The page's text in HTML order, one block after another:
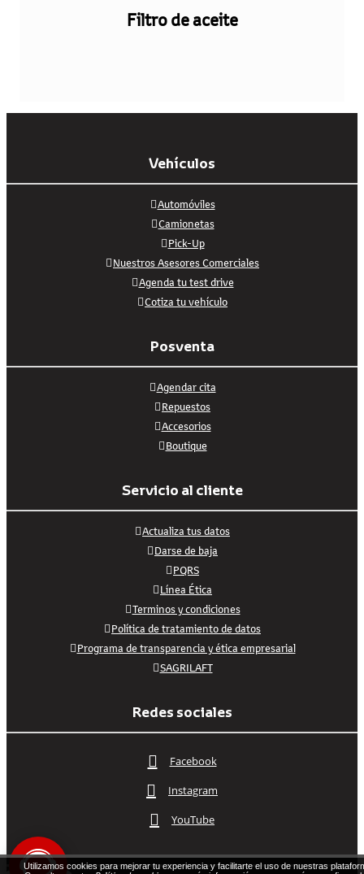
Filtro de aceite
Vehículos
Automóviles
Camionetas
Pick-Up
Nuestros Asesores Comerciales
Agenda tu test drive
Cotiza tu vehículo
Posventa
Agendar cita
Repuestos
Accesorios
Boutique
Servicio al cliente
Actualiza tus datos
Darse de baja
PQRS
Línea Ética
Terminos y condiciones
Política de tratamiento de datos
Programa de transparencia y ética empresarial
SAGRILAFT
Redes sociales
Facebook
Instagram
YouTube
Utilizamos cookies para mejorar tu experiencia y facilitarte el uso de nuestras